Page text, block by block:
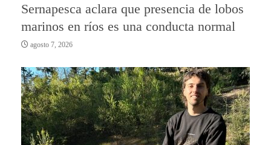
Sernapesca aclara que presencia de lobos
marinos en ríos es una conducta normal
agosto 7, 2026